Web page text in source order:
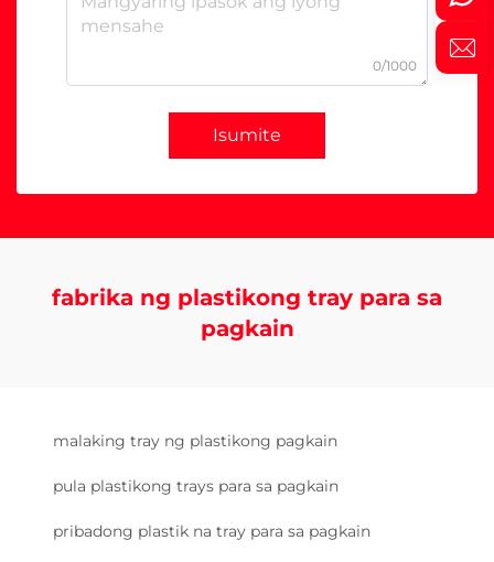
0/1000
Isumite
fabrika ng plastikong tray para sa
pagkain
malaking tray ng plastikong pagkain
pula plastikong trays para sa pagkain
pribadong plastik na tray para sa pagkain